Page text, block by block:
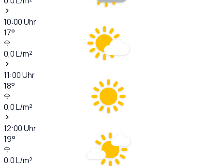
10:00Uhr
17°
0,0L/m²
11:00Uhr
18°
0,0L/m²
12:00Uhr
19°
0,0L/m²